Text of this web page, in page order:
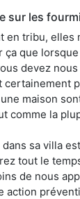
sur les
en tribu, elles
ça que
devez
certainement
maison
comme la
sa villa
tout le
de nous
action